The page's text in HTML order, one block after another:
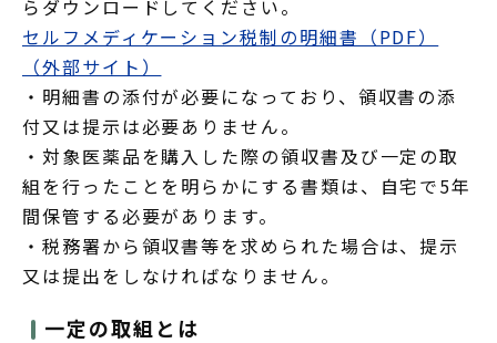
らダウンロードしてください。
セルフメディケーション税制の明細書（PDF）
（外部サイト）
・明細書の添付が必要になっており、領収書の添
付又は提示は必要ありません。
・対象医薬品を購入した際の領収書及び一定の取
組を行ったことを明らかにする書類は、自宅で5年
間保管する必要があります。
・税務署から領収書等を求められた場合は、提示
又は提出をしなければなりません。
一定の取組とは